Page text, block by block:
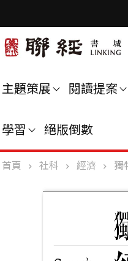
主題策展 閱讀提案
學習 絕版倒數
首頁 社科 經濟 獨